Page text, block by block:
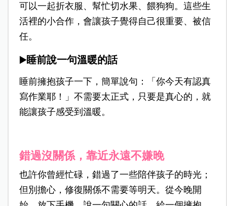
可以一起折衣服、幫忙切水果、餵狗狗。這些生
活裡的小合作，會讓孩子覺得自己很重要、被信
任。
▶️睡前說一句溫暖的話
睡前擁抱孩子一下，簡單說句：「你今天有認真
寫作業耶！」不需要太正式，只要是真心的，就
能讓孩子感受到溫暖。
錯過沒關係，靠近永遠不嫌晚
也許你曾經忙碌，錯過了一些陪伴孩子的時光；
但別擔心，修復關係不需要等明天。從今晚開